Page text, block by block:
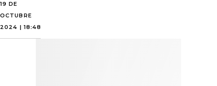
19 DE
OCTUBRE
2024 | 18:48